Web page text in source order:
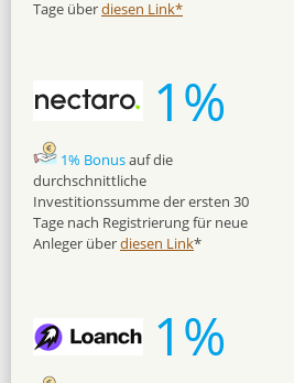
Tage überdiesen Link*
1%
1% Bonusauf die
durchschnittliche
Investitionssumme der ersten 30
Tage nach Registrierung für neue
Anleger überdiesen Link*
1%